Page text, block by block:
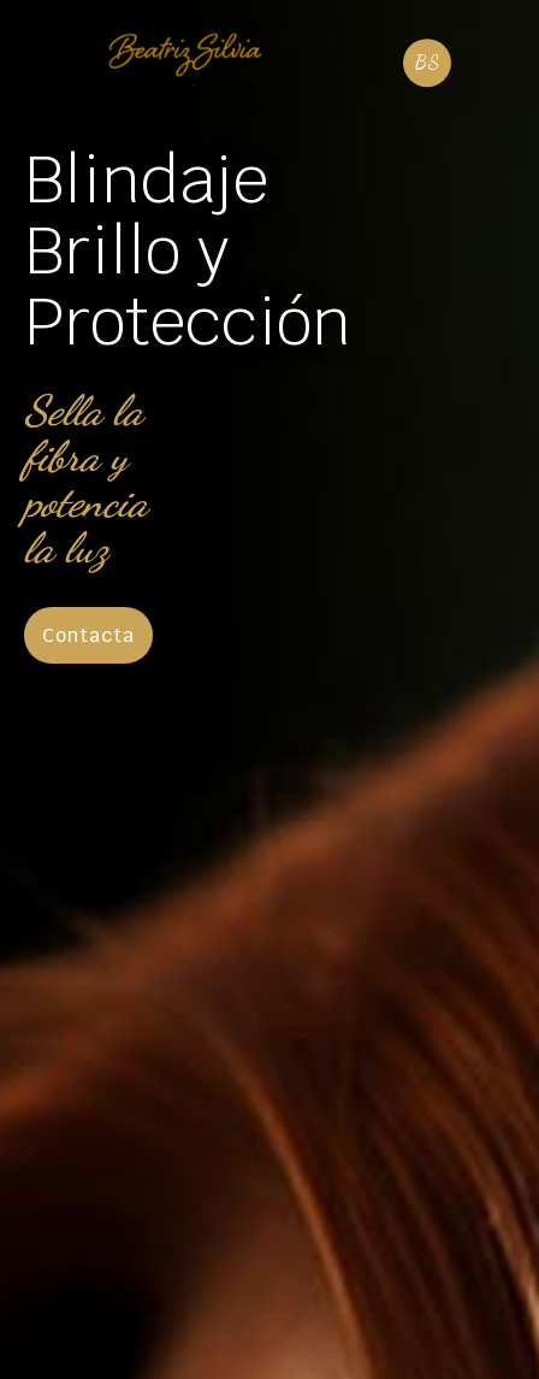
Blindaje
Brillo y
Protección
Sella la
fibra y
potencia
la luz
Contacta